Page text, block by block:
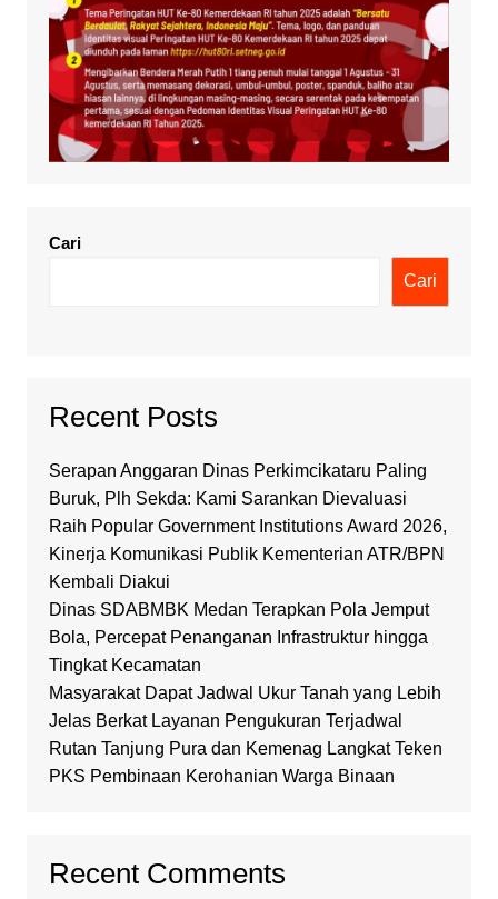
Cari
Cari
Recent Posts
Serapan Anggaran Dinas Perkimcikataru Paling
Buruk, Plh Sekda: Kami Sarankan Dievaluasi
Raih Popular Government Institutions Award 2026,
Kinerja Komunikasi Publik Kementerian ATR/BPN
Kembali Diakui
Dinas SDABMBK Medan Terapkan Pola Jemput
Bola, Percepat Penanganan Infrastruktur hingga
Tingkat Kecamatan
Masyarakat Dapat Jadwal Ukur Tanah yang Lebih
Jelas Berkat Layanan Pengukuran Terjadwal
Rutan Tanjung Pura dan Kemenag Langkat Teken
PKS Pembinaan Kerohanian Warga Binaan
Recent Comments